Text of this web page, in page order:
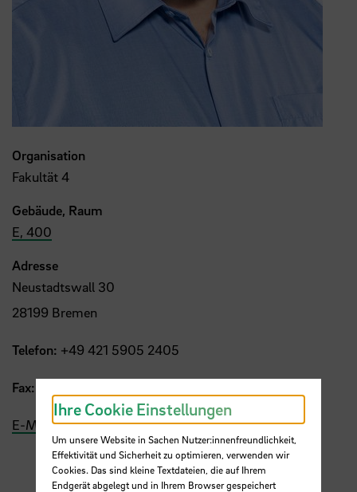
Organisation
Fakultät 4
Gebäude, Raum
E, 400
Adresse
Neustadtswall 30
28199 Bremen
Telefon: +49 421 5905 2405
Fax:
E-Mail
Ihre Cookie Einstellungen
Um unsere Website in Sachen Nutzer:innenfreundlichkeit,
Effektivität und Sicherheit zu optimieren, verwenden wir
Cookies. Das sind kleine Textdateien, die auf Ihrem
Endgerät abgelegt und in Ihrem Browser gespeichert